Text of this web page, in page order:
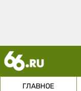
ГЛАВНОЕ